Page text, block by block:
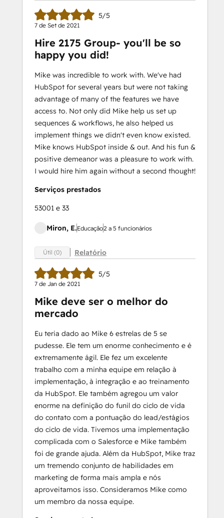
5/5
7 de Set de 2021
Hire 2175 Group- you'll be so
happy you did!
Mike was incredible to work with. We've had
HubSpot for several years but were not taking
advantage of many of the features we have
access to. Not only did Mike help us set up
sequences & workflows, he also helped us
implement things we didn't even know existed.
Mike knows HubSpot inside & out. And his fun &
positive demeanor was a pleasure to work with.
I would hire him again without a second thought!
Serviços prestados
53001 e 33
Miron, E.Educação2 a 5 funcionários
Útil (0) Relatório
5/5
7 de Jan de 2021
Mike deve ser o melhor do
mercado
Eu teria dado ao Mike 6 estrelas de 5 se
pudesse. Ele tem um enorme conhecimento e é
extremamente ágil. Ele fez um excelente
trabalho com a minha equipe em relação à
implementação, à integração e ao treinamento
da HubSpot. Ele também agregou um valor
enorme na definição do funil do ciclo de vida
do contato com a pontuação do lead/estágios
do ciclo de vida. Tivemos uma implementação
complicada com o Salesforce e Mike também
foi de grande ajuda. Além da HubSpot, Mike traz
um tremendo conjunto de habilidades em
marketing de forma mais ampla e nós
aproveitamos isso. Consideramos Mike como
um membro da nossa equipe.